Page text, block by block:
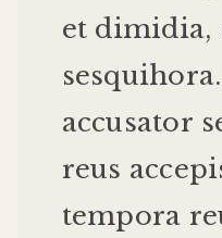
et dimidia,
sesquihora.
accusator
reus
tempora